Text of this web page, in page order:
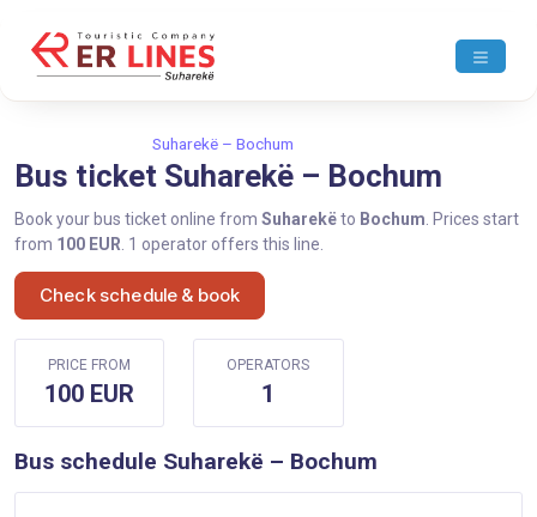
Suharekë – Bochum
Bus ticket Suharekë – Bochum
Book your bus ticket online from Suharekëto Bochum . Prices start
from 100 EUR . 1 operator offers this line.
Check schedule & book
PRICE FROM
100 EUR
OPERATORS
1
Bus schedule Suharekë – Bochum